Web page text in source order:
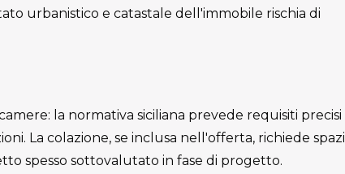
urbanistico e catastale dell'immobile rischia di
la normativa siciliana prevede requisiti precisi
La colazione, se inclusa nell'offerta, richiede spazi
spesso sottovalutato in fase di progetto.